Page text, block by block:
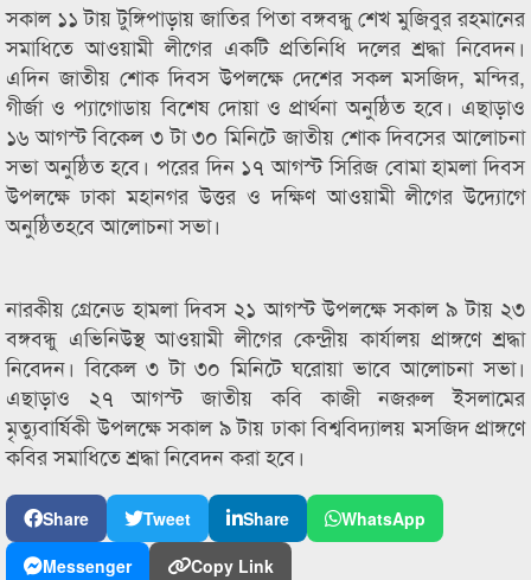
সকাল ১১ টায় টুঙ্গিপাড়ায় জাতির পিতা বঙ্গবন্ধু শেখ মুজিবুর রহমানের
সমাধিতে আওয়ামী লীগের একটি প্রতিনিধি দলের শ্রদ্ধা নিবেদন।
এদিন জাতীয় শোক দিবস উপলক্ষে দেশের সকল মসজিদ, মন্দির,
গীর্জা ও প্যাগোডায় বিশেষ দোয়া ও প্রার্থনা অনুষ্ঠিত হবে। এছাড়াও
১৬ আগস্ট বিকেল ৩ টা ৩০ মিনিটে জাতীয় শোক দিবসের আলোচনা
সভা অনুষ্ঠিত হবে। পরের দিন ১৭ আগস্ট সিরিজ বোমা হামলা দিবস
উপলক্ষে ঢাকা মহানগর উত্তর ও দক্ষিণ আওয়ামী লীগের উদ্যোগে
অনুষ্ঠিতহবে আলোচনা সভা।
নারকীয় গ্রেনেড হামলা দিবস ২১ আগস্ট উপলক্ষে সকাল ৯ টায় ২৩
বঙ্গবন্ধু এভিনিউস্থ আওয়ামী লীগের কেন্দ্রীয় কার্যালয় প্রাঙ্গণে শ্রদ্ধা
নিবেদন। বিকেল ৩ টা ৩০ মিনিটে ঘরোয়া ভাবে আলোচনা সভা।
এছাড়াও ২৭ আগস্ট জাতীয় কবি কাজী নজরুল ইসলামের
মৃত্যুবার্ষিকী উপলক্ষে সকাল ৯ টায় ঢাকা বিশ্ববিদ্যালয় মসজিদ প্রাঙ্গণে
কবির সমাধিতে শ্রদ্ধা নিবেদন করা হবে।
Share Tweet Share
WhatsApp
Messenger
Copy Link